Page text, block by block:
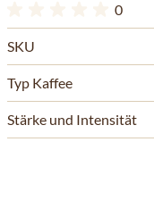
0
SKU
Typ Kaffee
Stärke und Intensität